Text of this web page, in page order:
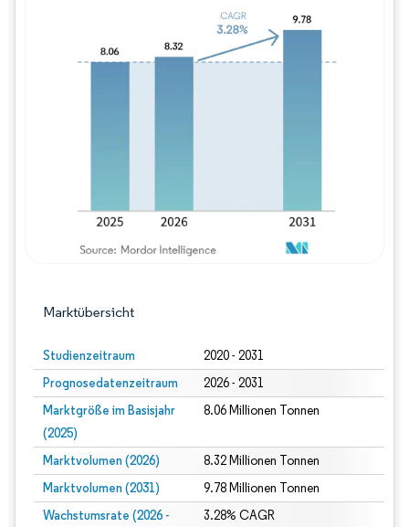
Marktübersicht
Studienzeitraum 2020 - 2031
Prognosedatenzeitraum 2026 - 2031
Marktgröße im Basisjahr
(2025)
8.06 Millionen Tonnen
Marktvolumen (2026) 8.32 Millionen Tonnen
Marktvolumen (2031) 9.78 Millionen Tonnen
Wachstumsrate (2026 -
3.28% CAGR